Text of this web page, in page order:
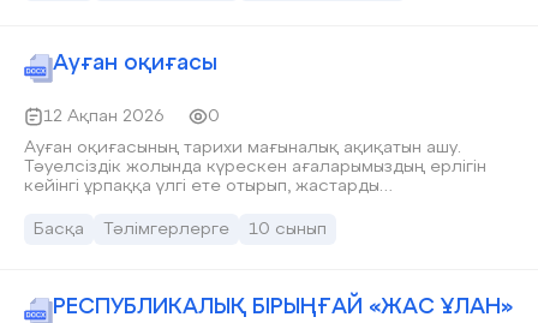
Ауған оқиғасы
12 Ақпан 2026
0
Ауған оқиғасының тарихи мағыналық ақиқатын ашу.
Тәуелсіздік жолында күрескен ағаларымыздың ерлігін
кейінгі ұрпаққа үлгі ете отырып, жастарды
ардагерлеріне құрмет көрсету
Басқа Тәлімгерлерге 10 сынып
РЕСПУБЛИКАЛЫҚ БІРЫҢҒАЙ «ЖАС ҰЛАН»